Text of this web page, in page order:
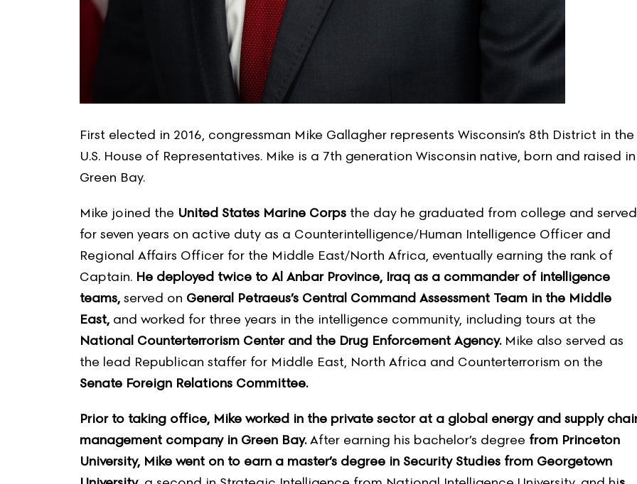
First elected in 2016, congressman Mike Gallagher represents Wisconsin’s 8th District in the
U.S. House of Representatives. Mike is a 7th generation Wisconsin native, born and raised in
Green Bay.
Mike joined the United States Marine Corps the day he graduated from college and served
for seven years on active duty as a Counterintelligence/Human Intelligence Officer and
Regional Affairs Officer for the Middle East/North Africa, eventually earning the rank of
Captain. He deployed twice to Al Anbar Province, Iraq as a commander of intelligence
teams, served on General Petraeus’s Central Command Assessment Team in the Middle
East, and worked for three years in the intelligence community, including tours at the
National Counterterrorism Center and the Drug Enforcement Agency.Mike also served as
the lead Republican staffer for Middle East, North Africa and Counterterrorism on the
Senate Foreign Relations Committee.
Prior to taking office, Mike worked in the private sector at a global energy and supply
management company in Green Bay.After earning his bachelor’s degree from Princeton
University, Mike went on to earn a master’s degree in Security Studies from Georgetown